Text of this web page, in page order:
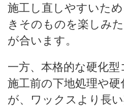
施工し直しやすいた
きそのものを楽しみ
が合います。
一方、本格的な硬化型
施工前の下地処理や
が、ワックスより長